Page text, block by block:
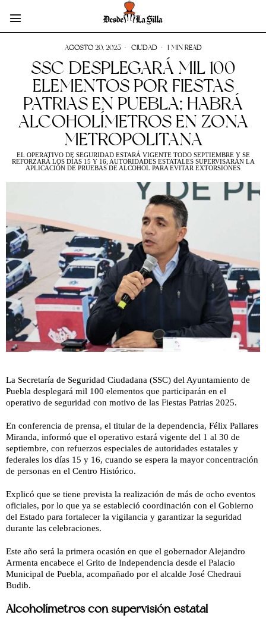
AGOSTO 20, 2025 CIUDAD 1 MIN READ
SSC DESPLEGARÁ MIL 100
ELEMENTOS POR FIESTAS
PATRIAS EN PUEBLA; HABRÁ
ALCOHOLÍMETROS EN ZONA
METROPOLITANA
EL OPERATIVO DE SEGURIDAD ESTARÁ VIGENTE TODO SEPTIEMBRE Y SE
REFORZARÁ LOS DÍAS 15 Y 16; AUTORIDADES ESTATALES SUPERVISARÁN LA
APLICACIÓN DE PRUEBAS DE ALCOHOL PARA EVITAR EXTORSIONES
La Secretaría de Seguridad Ciudadana (SSC) del Ayuntamiento de
Puebla desplegará mil 100 elementos que participarán en el
operativo de seguridad con motivo de las Fiestas Patrias 2025.
En conferencia de prensa, el titular de la dependencia, Félix Pallares
Miranda, informó que el operativo estará vigente del 1 al 30 de
septiembre, con refuerzos especiales de autoridades estatales y
federales los días 15 y 16, cuando se espera la mayor concentración
de personas en el Centro Histórico.
Explicó que se tiene prevista la realización de más de ocho eventos
oficiales, por lo que ya se estableció coordinación con el Gobierno
del Estado para fortalecer la vigilancia y garantizar la seguridad
durante las celebraciones.
Este año será la primera ocasión en que el gobernador Alejandro
Armenta encabece el Grito de Independencia desde el Palacio
Municipal de Puebla, acompañado por el alcalde José Chedraui
Budib.
Alcoholímetros con supervisión estatal